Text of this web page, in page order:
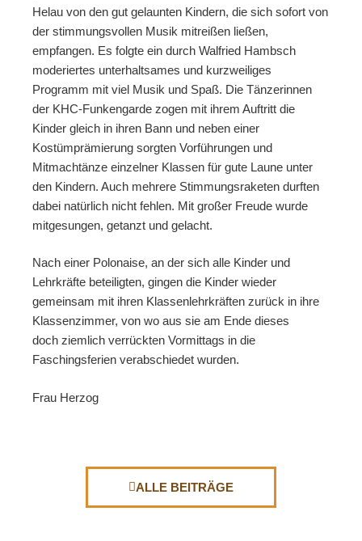
Helau von den gut gelaunten Kindern, die sich sofort von
der stimmungsvollen Musik mitreißen ließen,
empfangen. Es folgte ein durch Walfried Hambsch
moderiertes unterhaltsames und kurzweiliges
Programm mit viel Musik und Spaß. Die Tänzerinnen
der KHC-Funkengarde zogen mit ihrem Auftritt die
Kinder gleich in ihren Bann und neben einer
Kostümprämierung sorgten Vorführungen und
Mitmachtänze einzelner Klassen für gute Laune unter
den Kindern. Auch mehrere Stimmungsraketen durften
dabei natürlich nicht fehlen. Mit großer Freude wurde
mitgesungen, getanzt und gelacht.
Nach einer Polonaise, an der sich alle Kinder und
Lehrkräfte beteiligten, gingen die Kinder wieder
gemeinsam mit ihren Klassenlehrkräften zurück in ihre
Klassenzimmer, von wo aus sie am Ende dieses
doch ziemlich verrückten Vormittags in die
Faschingsferien verabschiedet wurden.
Frau Herzog
ALLE BEITRÄGE